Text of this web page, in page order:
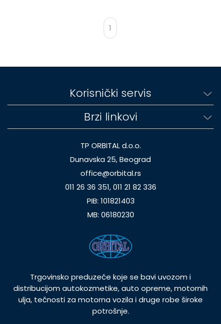
1
Korisnički servis
Brzi linkovi
TP ORBITAL d.o.o.
Dunavska 25, Beograd
office@orbital.rs
011 26 36 351, 011 21 82 336
PIB: 101821403
MB: 06180230
Trgovinsko preduzeće koje se bavi uvozom i
distribucijom autokozmetike, auto opreme, motornih
ulja, tečnosti za motorna vozila i druge robe široke
potrošnje.